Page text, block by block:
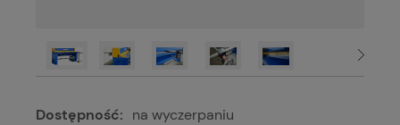
Dostępność: na wyczerpaniu